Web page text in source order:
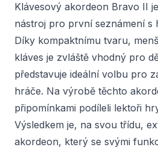
Klávesový akordeon Bravo II
nástroj pro první seznámení s
Díky kompaktnímu tvaru,
kláves je zvláště vhodný pro
představuje ideální volbu pro
hráče. Na výrobě těchto
připomínkami podíleli lektoři
Výsledkem je, na svou třídu,
akordeon, který se svými